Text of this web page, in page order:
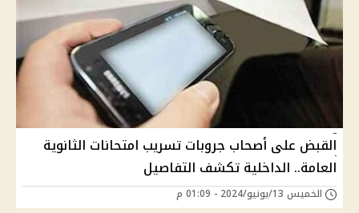
القبض على أصحاب جروبات تسريب امتحانات الثانوية
العامة.. الداخلية تكشف التفاصيل
الخميس 13/يونيو/2024 - 01:09 م